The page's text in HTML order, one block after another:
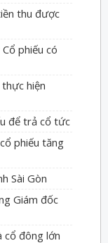
thu được
phiếu có
hiện
để trả cổ tức
phiếu tăng
Sài Gòn
Giám đốc
cổ đông lớn